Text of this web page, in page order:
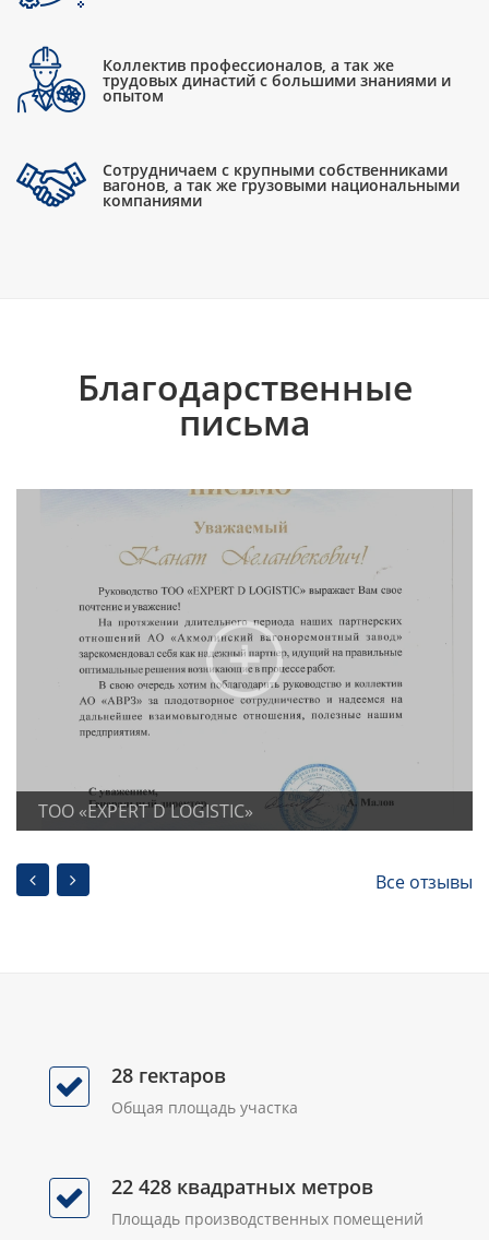
Коллектив профессионалов, а так же
трудовых династий с большими знаниями и
опытом
Сотрудничаем с крупными собственниками
вагонов, а так же грузовыми национальными
компаниями
Благодарственные
письма
ТОО «EXPERT D LOGISTIC»
Все отзывы
28 гектаров
Общая площадь участка
22 428 квадратных метров
Площадь производственных помещений